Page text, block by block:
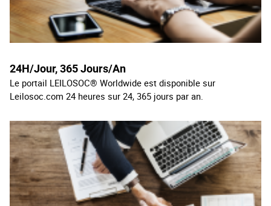
24H/Jour, 365 Jours/An
Le portail LEILOSOC® Worldwide est disponible sur
Leilosoc.com 24 heures sur 24, 365 jours par an.